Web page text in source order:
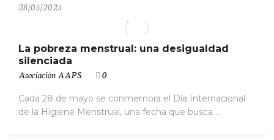
28/05/2025
La pobreza menstrual: una desigualdad
silenciada
Asociación AAPS 0
Cada 28 de mayo se conmemora el Día Internacional
de la Higiene Menstrual, una fecha que busca ...